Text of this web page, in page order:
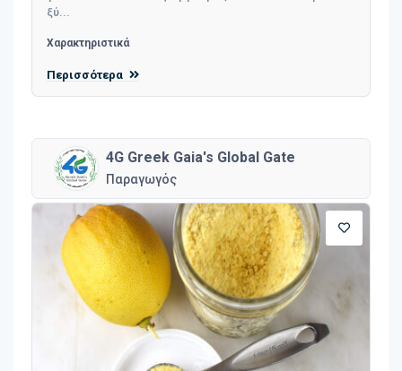
ξύ...
Χαρακτηριστικά
Περισσότερα
4G Greek Gaia's Global Gate
Παραγωγός